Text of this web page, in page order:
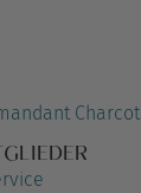
Charcot